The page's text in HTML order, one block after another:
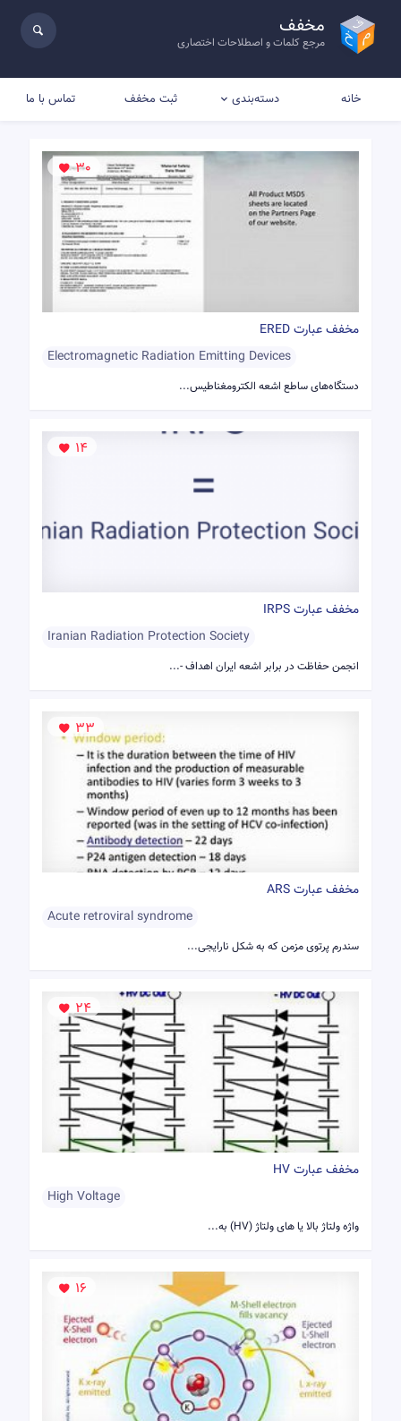
مخفف
مرجع کلمات و اصطلاحات اختصاری
خانه دسته‌بندی ثبت مخفف تماس با ما
30
مخفف عبارت ERED
Electromagnetic Radiation Emitting Devices
دستگاه‌های ساطع اشعه الکترومغناطیس...
14
مخفف عبارت IRPS
Iranian Radiation Protection Society
انجمن حفاظت در برابر اشعه ایران اهداف -...
33
مخفف عبارت ARS
Acute retroviral syndrome
سندرم پرتوی مزمن که به شکل نارایجی...
24
مخفف عبارت HV
High Voltage
واژه ولتاژ بالا یا های ولتاژ (HV) به...
16